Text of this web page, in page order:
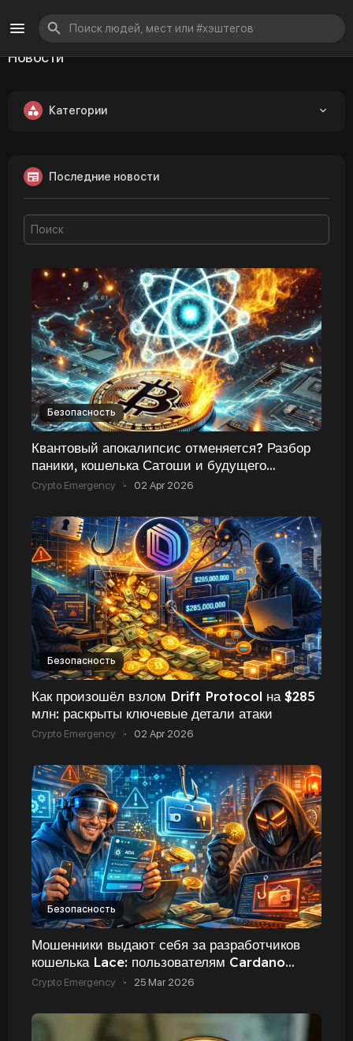
Новости
Категории
Последние новости
Безопасность
Квантовый апокалипсис отменяется? Разбор
паники, кошелька Сатоши и будущего
Биткоина
Crypto Emergency · 02 Apr 2026
Безопасность
Как произошёл взлом Drift Protocol на $285
млн: раскрыты ключевые детали атаки
Crypto Emergency · 02 Apr 2026
Безопасность
Мошенники выдают себя за разработчиков
кошелька Lace: пользователям Cardano
рекомендуют быть осторожнее
Crypto Emergency · 25 Mar 2026